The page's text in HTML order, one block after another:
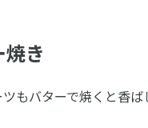
き
もバターで焼くと香